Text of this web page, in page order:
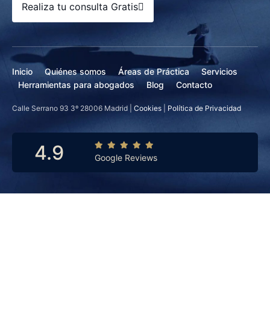
Realiza tu consulta Gratis
Inicio Quiénes somos Áreas de Práctica
Servicios
Herramientas para abogados
Blog Contacto
Calle Serrano 93 3º 28006 Madrid | Cookies Política de Privacidad
4.9 Google Reviews